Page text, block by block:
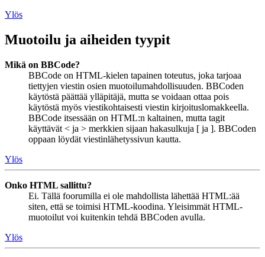
Ylös
Muotoilu ja aiheiden tyypit
Mikä on BBCode?
BBCode on HTML-kielen tapainen toteutus, joka tarjoaa
tiettyjen viestin osien muotoilumahdollisuuden. BBCoden
käytöstä päättää ylläpitäjä, mutta se voidaan ottaa pois
käytöstä myös viestikohtaisesti viestin kirjoituslomakkeella.
BBCode itsessään on HTML:n kaltainen, mutta tagit
käyttävät < ja > merkkien sijaan hakasulkuja [ ja ]. BBCoden
oppaan löydät viestinlähetyssivun kautta.
Ylös
Onko HTML sallittu?
Ei. Tällä foorumilla ei ole mahdollista lähettää HTML:ää
siten, että se toimisi HTML-koodina. Yleisimmät HTML-
muotoilut voi kuitenkin tehdä BBCoden avulla.
Ylös